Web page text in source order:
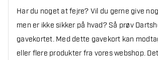
Har du noget at fejre? Vil du gerne give
men er ikke sikker på hvad? Så prøv
gavekortet. Med dette gavekort kan
eller flere produkter fra vores webshop.